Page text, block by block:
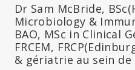
Dr Sam McBride,
Microbiology &
BAO, MSc in Clinical
FRCEM,
& gériatrie au sein de